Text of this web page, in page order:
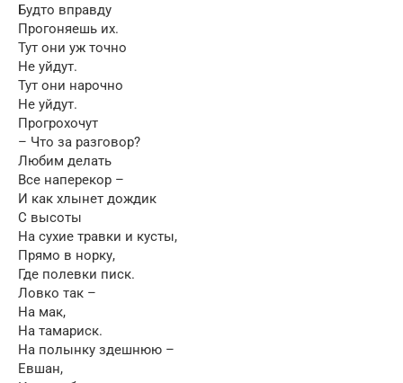
Будто вправду
Прогоняешь их.
Тут они уж точно
Не уйдут.
Тут они нарочно
Не уйдут.
Прогрохочут
– Что за разговор?
Любим делать
Все наперекор –
И как хлынет дождик
С высоты
На сухие травки и кусты,
Прямо в норку,
Где полевки писк.
Ловко так –
На мак,
На тамариск.
На полынку здешнюю –
Евшан,